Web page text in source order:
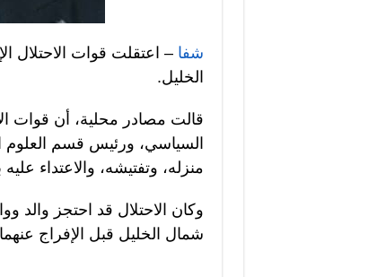
شفا – اعتقلت قوات الاحتلال
الخليل.
قالت مصادر محلية، أن قوات
السياسي، ورئيس قسم العلوم
منزله، وتفتيشه، والاعتداء
وكان الاحتلال قد احتجز والد
شمال الخليل قبل الإفراج